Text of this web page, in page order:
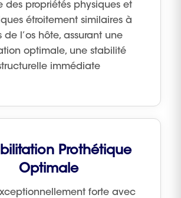
des propriétés physiques et
étroitement similaires à
de l’os hôte, assurant une
optimale, une stabilité
immédiate
Prothétique
Optimale
forte avec